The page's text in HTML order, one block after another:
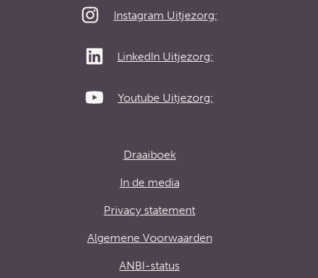
Instagram Uitjezorg;
LinkedIn Uitjezorg;
Youtube Uitjezorg;
Draaiboek
In de media
Privacy statement
Algemene Voorwaarden
ANBI-status